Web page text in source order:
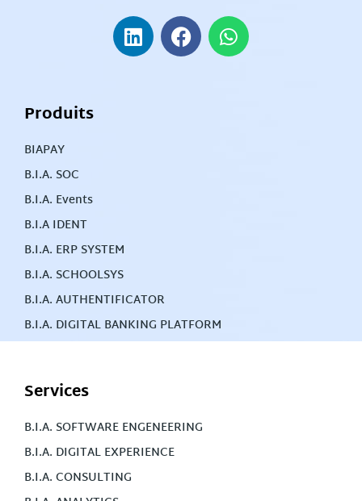
Produits
BIAPAY
B.I.A. SOC
B.I.A. Events
B.I.A IDENT
B.I.A. ERP SYSTEM
B.I.A. SCHOOLSYS
B.I.A. AUTHENTIFICATOR
B.I.A. DIGITAL BANKING PLATFORM
Services
B.I.A. SOFTWARE ENGENEERING
B.I.A. DIGITAL EXPERIENCE
B.I.A. CONSULTING